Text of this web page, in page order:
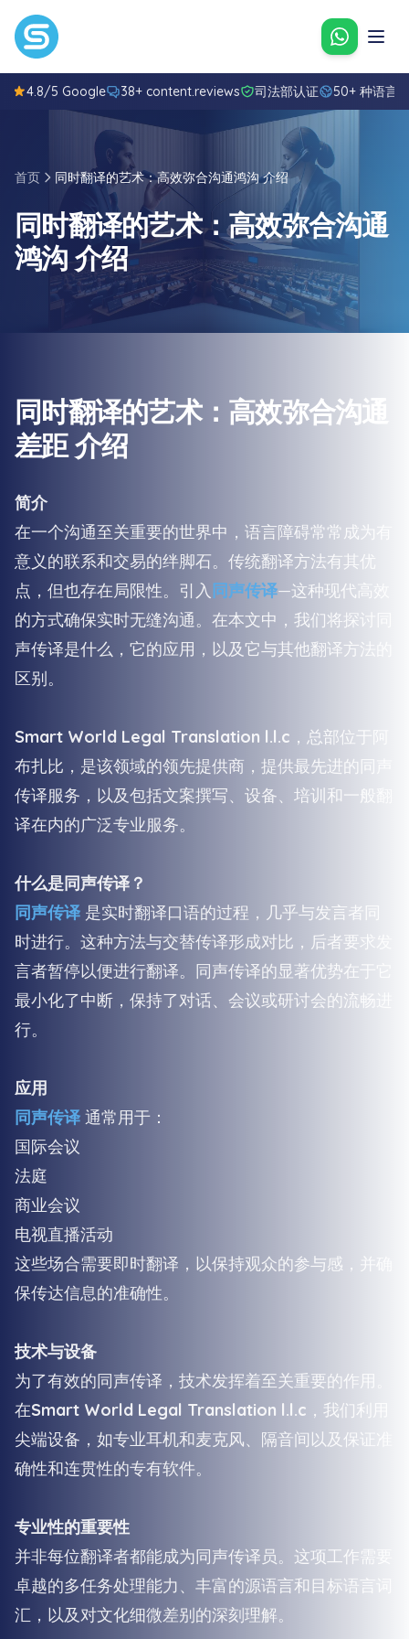
通过
4.8/5 Google 38+ content.reviews 司法部认证 50+ 种语言
首页 同时翻译的艺术：高效弥合沟通鸿沟 介绍
同时翻译的艺术：高效弥合沟通
鸿沟 介绍
同时翻译的艺术：高效弥合沟通
差距 介绍
简介
在一个沟通至关重要的世界中，语言障碍常常成为有
意义的联系和交易的绊脚石。传统翻译方法有其优
点，但也存在局限性。引入 同声传译—这种现代高效
的方式确保实时无缝沟通。在本文中，我们将探讨同
声传译是什么，它的应用，以及它与其他翻译方法的
区别。
Smart World Legal Translation l.l.c ，总部位于阿
布扎比，是该领域的领先提供商，提供最先进的同声
传译服务，以及包括文案撰写、设备、培训和一般翻
译在内的广泛专业服务。
什么是同声传译？
同声传译 是实时翻译口语的过程，几乎与发言者同
时进行。这种方法与交替传译形成对比，后者要求发
言者暂停以便进行翻译。同声传译的显著优势在于它
最小化了中断，保持了对话、会议或研讨会的流畅进
行。
应用
同声传译 通常用于：
国际会议
法庭
商业会议
电视直播活动
这些场合需要即时翻译，以保持观众的参与感，并确
保传达信息的准确性。
技术与设备
为了有效的同声传译，技术发挥着至关重要的作用。
在Smart World Legal Translation l.l.c ，我们利用
尖端设备，如专业耳机和麦克风、隔音间以及保证准
确性和连贯性的专有软件。
专业性的重要性
并非每位翻译者都能成为同声传译员。这项工作需要
卓越的多任务处理能力、丰富的源语言和目标语言词
汇，以及对文化细微差别的深刻理解。